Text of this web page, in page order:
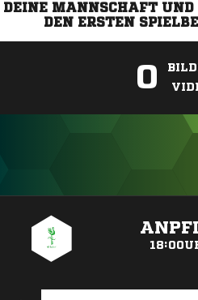
DEINE MANNSCHAFT
DEN ERSTEN
0